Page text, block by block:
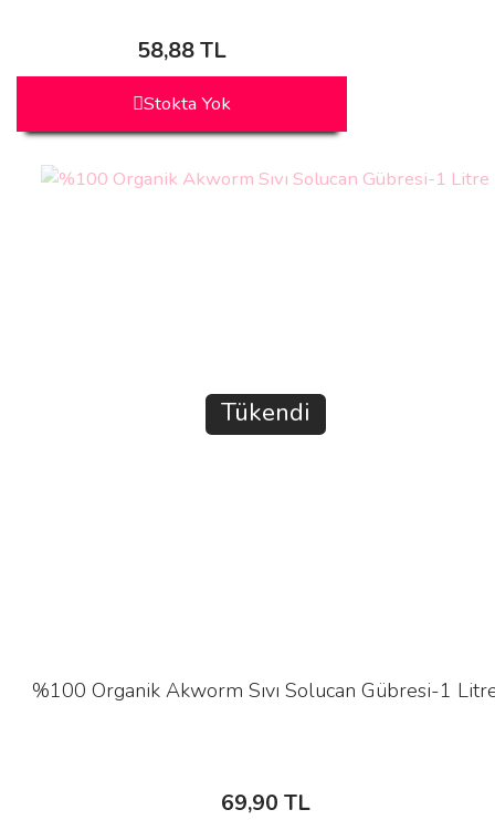
58,88 TL
Stokta Yok
Tükendi
%100 Organik Akworm Sıvı Solucan Gübresi-1
69,90 TL